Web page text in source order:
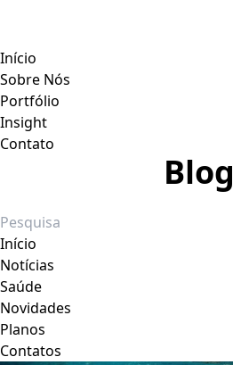
Início
Sobre Nós
Portfólio
Insight
Contato
Blog
Início
Notícias
Saúde
Novidades
Planos
Contatos